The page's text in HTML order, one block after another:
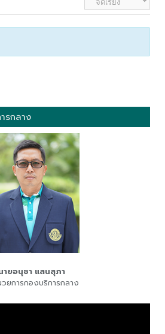
รกลาง
ายอนุชา แสนสุภา
ยการกองบริการกลาง